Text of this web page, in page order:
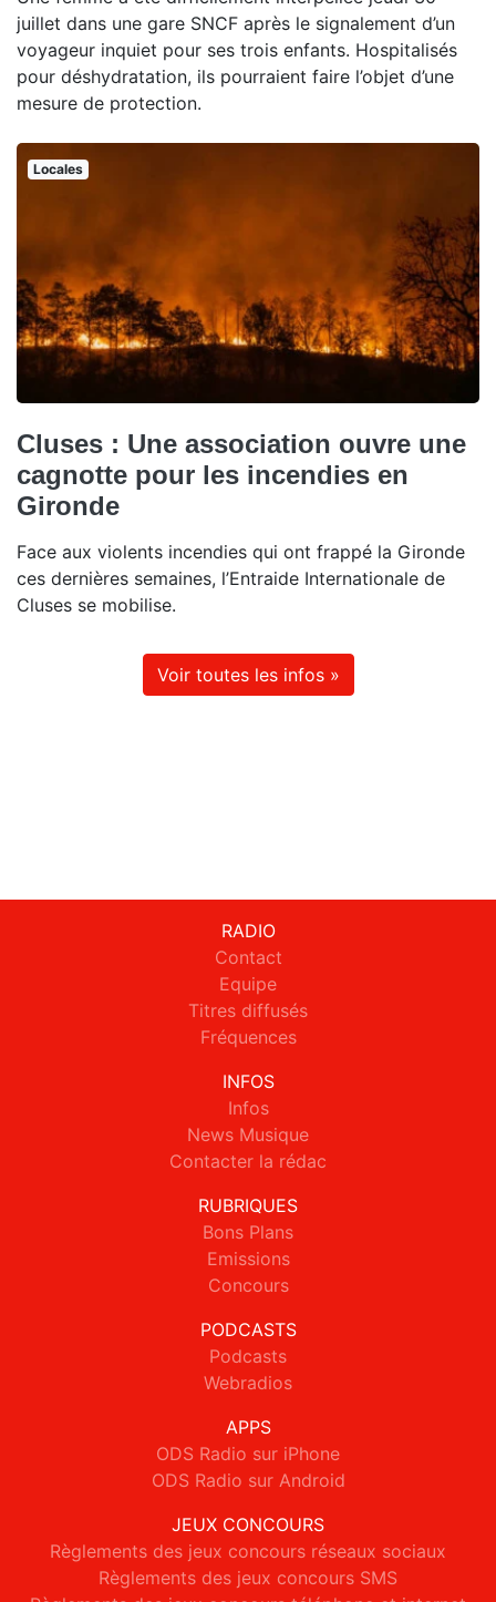
juillet dans une gare SNCF après le signalement d’un
voyageur inquiet pour ses trois enfants. Hospitalisés
pour déshydratation, ils pourraient faire l’objet d’une
mesure de protection.
Locales
Cluses : Une association ouvre une
cagnotte pour les incendies en
Gironde
Face aux violents incendies qui ont frappé la Gironde
ces dernières semaines, l’Entraide Internationale de
Cluses se mobilise.
Voir toutes les infos »
RADIO
Contact
Equipe
Titres diffusés
Fréquences
INFOS
Infos
News Musique
Contacter la rédac
RUBRIQUES
Bons Plans
Emissions
Concours
PODCASTS
Podcasts
Webradios
APPS
ODS Radio sur iPhone
ODS Radio sur Android
JEUX CONCOURS
Règlements des jeux concours réseaux sociaux
Règlements des jeux concours SMS